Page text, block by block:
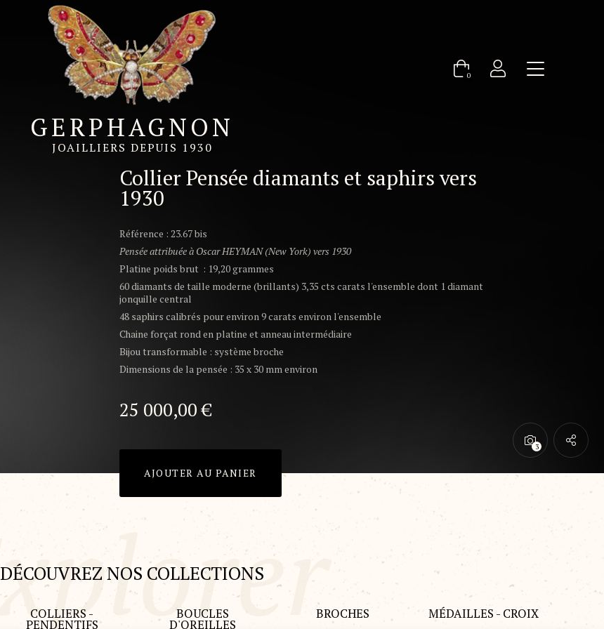
GERPHAGNON
JOAILLIERS DEPUIS 1930
0
Collier Pensée diamants et saphirs vers
1930
Référence : 23.67 bis
Pensée attribuée à Oscar HEYMAN (New York) vers 1930
Platine poids brut : 19,20 grammes
60 diamants de taille moderne (brillants) 3,35 cts carats l'ensemble dont 1 diamant
jonquille central
48 saphirs calibrés pour environ 9 carats environ l'ensemble
Chaine forçat rond en platine et anneau intermédiaire
Bijou transformable : système broche
Dimensions de la pensée : 35 x 30 mm environ
25 000,00€
AJOUTER AU PANIER
DÉCOUVREZ NOS COLLECTIONS
COLLIERS -
PENDENTIFS
BOUCLES
D'OREILLES
BROCHES MÉDAILLES - CROIX